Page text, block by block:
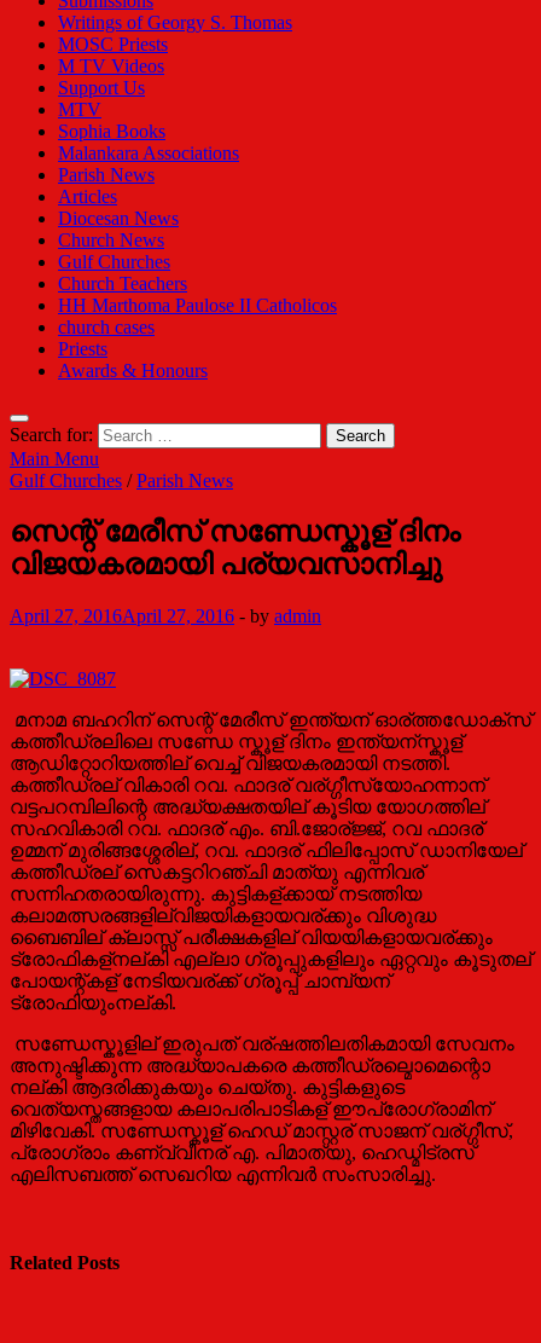
Writings of Georgy S. Thomas
MOSC Priests
M TV Videos
Support Us
MTV
Sophia Books
Malankara Associations
Parish News
Articles
Diocesan News
Church News
Gulf Churches
Church Teachers
HH Marthoma Paulose II Catholicos
church cases
Priests
Awards & Honours
Search for:
Main Menu
Gulf Churches /Parish News
സെന്റ് മേരീസ് സണ്ഡേസ്കൂള് ദിനം
വിജയകരമായി പര്യവസാനിച്ചു
April 27, 2016April 27, 2016 - by admin
മനാമ ബഹറിന് സെന്റ് മേരീസ് ഇന്ത്യന് ഓര്ത്തഡോക്സ്
കത്തീഡ്രലിലെ സണ്ഡേ സ്കൂള് ദിനം ഇന്ത്യന്സ്കൂള്
ആഡിറ്റോറിയത്തില് വെച്ച് വിജയകരമായി നടത്തി.
കത്തീഡ്രല് വികാരി റവ. ഫാദര് വര്ഗ്ഗീസ്യോഹന്നാന്
വട്ടപറമ്പിലിന്റെ അദ്ധ്യക്ഷതയില് കൂടിയ യോഗത്തില്
സഹവികാരി റവ. ഫാദര് എം. ബി.ജോര്ജ്ജ്, റവ ഫാദര്
ഉമ്മന് മുരിങ്ങശ്ശേരില്, റവ. ഫാദര് ഫിലിപ്പോസ് ഡാനിയേല്
കത്തീഡ്രല് സെകട്ടറിറഞ്ചി മാത്യു എന്നിവര്
സന്നിഹതരായിരുന്നു. കുട്ടികള്ക്കായ് നടത്തിയ
കലാമത്സരങ്ങളില്വിജയികളായവര്ക്കും വിശുദ്ധ
ബൈബില് ക്ലാസ്സ് പരീക്ഷകളില് വിയയികളായവര്ക്കും
ട്രോഫികള്നല്കി എല്ലാ ഗ്രൂപ്പുകളിലും ഏറ്റവും കൂടുതല്
പോയന്റ്കള് നേടിയവര്ക്ക് ഗ്രൂപ്പ് ചാമ്പ്യന്
ട്രോഫിയുംനല്കി.
സണ്ഡേസ്കൂളില് ഇരുപത് വര്ഷത്തിലതികമായി സേവനം
അനുഷ്ടിക്കുന്ന അദ്ധ്യാപകരെ കത്തീഡ്രല്മൊമെന്റൊ
നല്കി ആദരിക്കുകയും ചെയ്തു. കുട്ടികളുടെ
വെത്യസ്തങ്ങളായ കലാപരിപാടികള് ഈപ്രോഗ്രാമിന്
മിഴിവേകി. സണ്ഡേസ്കൂള് ഹെഡ് മാസ്റ്റര് സാജന് വര്ഗ്ഗീസ്,
പ്രോഗ്രാം കണ്വ്വീനര് എ. പിമാത്യു, ഹെഡ്മിട്രസ്
എലിസബത്ത് സെഖറിയ എന്നിവര്‍ സംസാരിച്ചു.
Related Posts